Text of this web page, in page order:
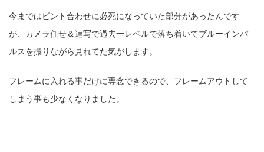
今まではピント合わせに必死になっていた部分があったんです
が、カメラ任せ＆連写で過去一レベルで落ち着いてブルーインパ
ルスを撮りながら見れてた気がします。
フレームに入れる事だけに専念できるので、フレームアウトして
しまう事も少なくなりました。